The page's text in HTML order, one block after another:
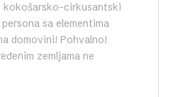
kokošarsko-cirkusantski
sa elementima
domovini! Pohvalno!
zemljama ne